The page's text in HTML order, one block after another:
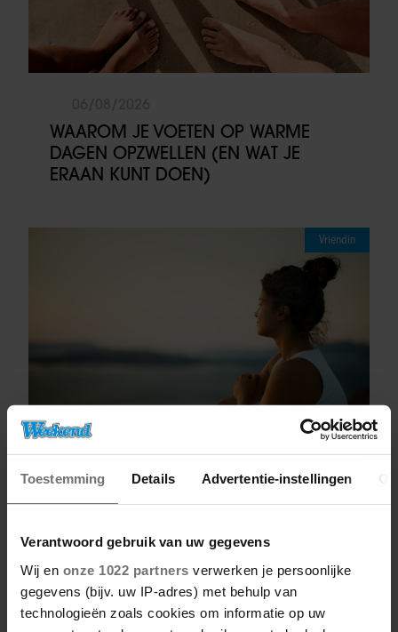
Toestemming Details Advertentie-instellingen
Verantwoord gebruik van uw gegevens
Wij en onze 1022 partners verwerken je persoonlijke
gegevens (bijv. uw IP-adres) met behulp van
technologieën zoals cookies om informatie op uw
WAAROM JE VOETEN OP WARME
DAGEN OPZWELLEN (EN WAT JE
ERAAN KUNT DOEN)
Vriendin
06/08/2026
MAN ALS WE MET ANDEREN ZIJN’